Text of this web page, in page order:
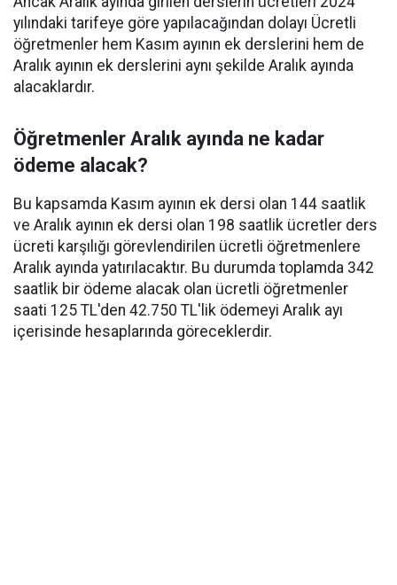
yılındaki tarifeye göre yapılacağından dolayı Ücretli
öğretmenler hem Kasım ayının ek derslerini hem de
Aralık ayının ek derslerini aynı şekilde Aralık ayında
alacaklardır.
Öğretmenler Aralık ayında ne kadar
ödeme alacak?
Bu kapsamda Kasım ayının ek dersi olan 144 saatlik
ve Aralık ayının ek dersi olan 198 saatlik ücretler ders
ücreti karşılığı görevlendirilen ücretli öğretmenlere
Aralık ayında yatırılacaktır. Bu durumda toplamda 342
saatlik bir ödeme alacak olan ücretli öğretmenler
saati 125 TL'den 42.750 TL'lik ödemeyi Aralık ayı
içerisinde hesaplarında göreceklerdir.